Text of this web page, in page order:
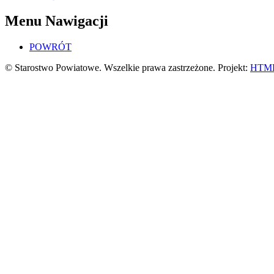
Menu Nawigacji
POWRÓT
© Starostwo Powiatowe. Wszelkie prawa zastrzeżone. Projekt: